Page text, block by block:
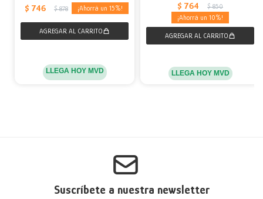
$ 746 $ 878 15
LLEGA HOY MVD
$ 764 $ 850
10
LLEGA HOY MVD
Suscríbete a nuestra newsletter